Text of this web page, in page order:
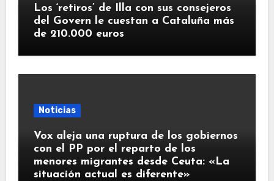
Los ‘retiros’ de Illa con sus consejeros
del Govern le cuestan a Cataluña más
de 210.000 euros
Noticias
Vox aleja una ruptura de los gobiernos
con el PP por el reparto de los
menores migrantes desde Ceuta: «La
situación actual es diferente»